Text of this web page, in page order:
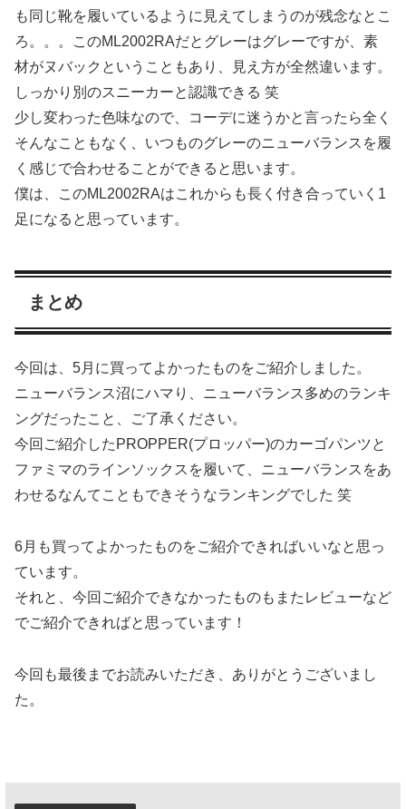
も同じ靴を履いているように見えてしまうのが残念なとこ
ろ。。。このML2002RAだとグレーはグレーですが、素
材がヌバックということもあり、見え方が全然違います。
しっかり別のスニーカーと認識できる 笑
少し変わった色味なので、コーデに迷うかと言ったら全く
そんなこともなく、いつものグレーのニューバランスを履
く感じで合わせることができると思います。
僕は、このML2002RAはこれからも長く付き合っていく1
足になると思っています。
まとめ
今回は、5月に買ってよかったものをご紹介しました。
ニューバランス沼にハマり、ニューバランス多めのランキ
ングだったこと、ご了承ください。
今回ご紹介したPROPPER(プロッパー)のカーゴパンツと
ファミマのラインソックスを履いて、ニューバランスをあ
わせるなんてこともできそうなランキングでした 笑
6月も買ってよかったものをご紹介できればいいなと思っ
ています。
それと、今回ご紹介できなかったものもまたレビューなど
でご紹介できればと思っています！
今回も最後までお読みいただき、ありがとうございまし
た。